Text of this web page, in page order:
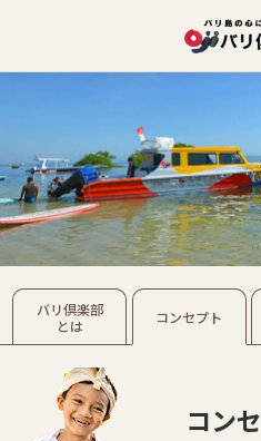
バリ倶楽部
とは
コンセプト
コン